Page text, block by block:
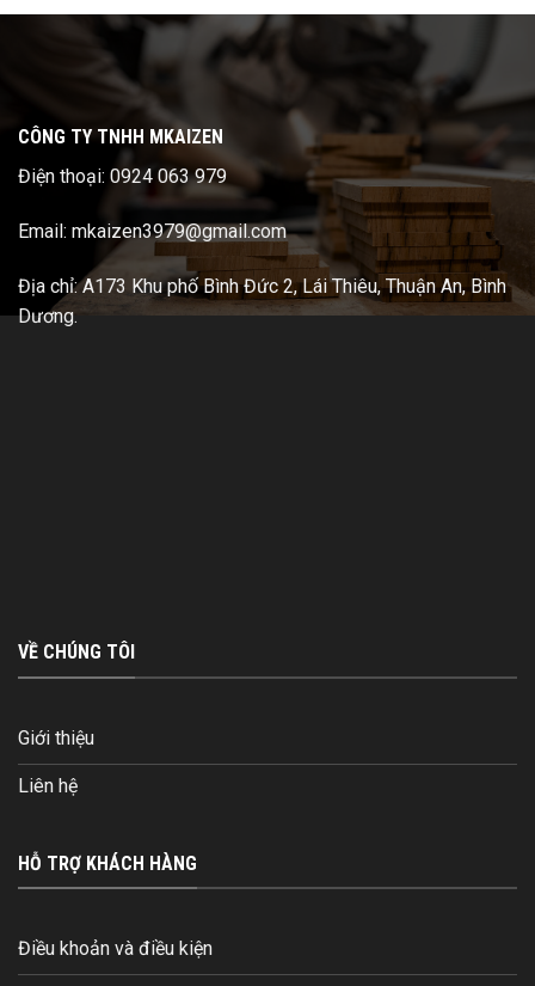
CÔNG TY TNHH MKAIZEN
Điện thoại: 0924 063 979
Email: mkaizen3979@gmail.com
Địa chỉ: A173 Khu phố Bình Đức 2, Lái Thiêu, Thuận An, Bình
Dương.
VỀ CHÚNG TÔI
Giới thiệu
Liên hệ
HỖ TRỢ KHÁCH HÀNG
Điều khoản và điều kiện